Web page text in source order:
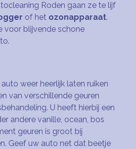
Roden gaan ze te lijf
of het ozonapparaat.
voor blijvende schone
weer heerlijk laten ruiken
van verschillende geuren
U heeft hierbij een
andere vanille, ocean, bos
geuren is groot bij
Geef uw auto net dat beetje